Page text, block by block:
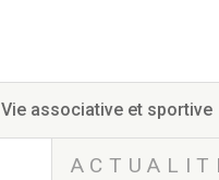
Vie associative et sportive